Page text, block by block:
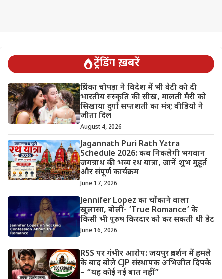
ट्रेंडिंग ख़बरें
प्रियंका चोपड़ा ने विदेश में भी बेटी को दी
भारतीय संस्कृति की सीख, मालती मैरी को
सिखाया दुर्गा सप्तशती का मंत्र; वीडियो ने
जीता दिल
August 4, 2026
Jagannath Puri Rath Yatra
Schedule 2026: कब निकलेगी भगवान
जगन्नाथ की भव्य रथ यात्रा, जानें शुभ मुहूर्त
और संपूर्ण कार्यक्रम
June 17, 2026
Jennifer Lopez का चौंकाने वाला
खुलासा, बोलीं- ‘True Romance’ के
किसी भी पुरुष किरदार को कर सकती थी डेट
June 16, 2026
RSS पर गंभीर आरोप: जयपुर प्रदर्शन में हमले
के बाद बोले CJP संस्थापक अभिजीत दिपके
– “यह कोई नई बात नहीं”